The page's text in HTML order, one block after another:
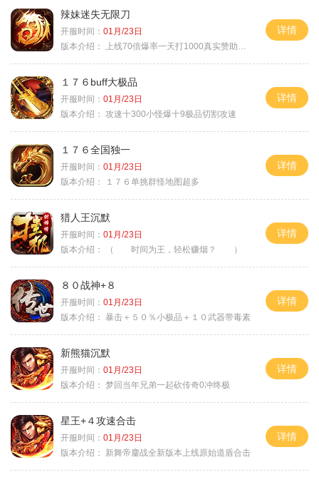
辣妹迷失无限刀
开服时间： 01月/23日
版本介绍：
上线70倍爆率一天打1000真实赞助一夜终
详情
１７６buff大极品
开服时间： 01月/23日
版本介绍： 攻速十300小怪爆十9极品切割攻速
详情
１７６全国独一
开服时间： 01月/23日
版本介绍：
１７６单挑群怪地图超多
详情
猎人王沉默
开服时间： 01月/23日
版本介绍：
（ 时间为王，轻松赚烟？ ）
详情
８０战神+８
开服时间： 01月/23日
版本介绍： 暴击＋５０％小极品＋１０武器带毒素
详情
新熊猫沉默
开服时间： 01月/23日
版本介绍： 梦回当年兄弟一起砍传奇0冲终极
详情
星王+４攻速合击
开服时间： 01月/23日
版本介绍：
新舞帝鏖战全新版本上线原始道盾合击
详情